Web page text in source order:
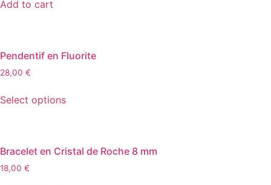
Add to cart
Pendentif en Fluorite
28,00 €
Select options
Bracelet en Cristal de Roche 8 mm
18,00 €